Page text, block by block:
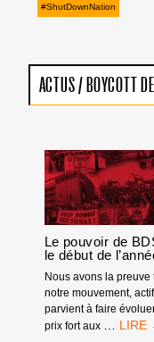
#ShutDownNation
ACTUS/ BOYCOTT
Le pouvoir de
le début de
Nous avons la
notre mouvement,
parvient à faire
prix fort aux
LE